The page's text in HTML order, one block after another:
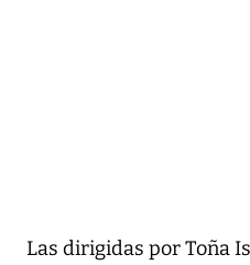
Las dirigidas por Toña